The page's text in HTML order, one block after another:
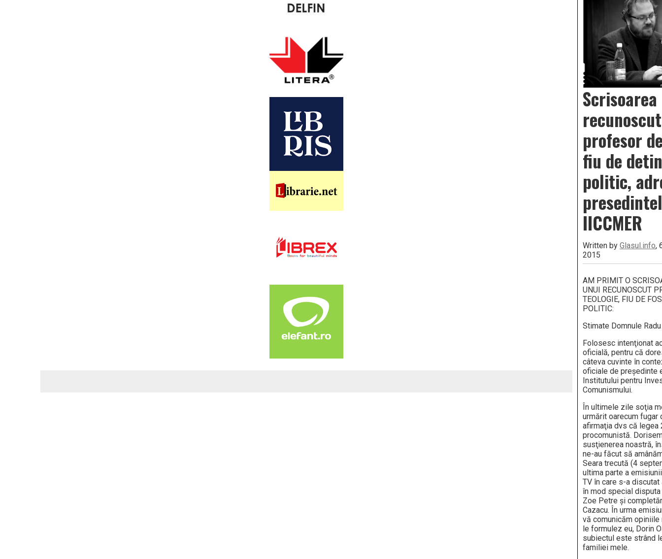
recunoscut
profesor
fiu de
politic,
IICCMER
Written by Glasul.info,
2015
AM PRIMIT O
UNUI RECUNOSCUT
TEOLOGIE, FIU DE
POLITIC:
Stimate Domnule
Folosesc intenţionat
oficială, pentru că
câteva cuvinte în
oficiale de preşedinte
Institutului pentru
Comunismului.
În ultimele zile soţia
urmărit oarecum fugar
afirmaţia dvs că
procomunistă.
susţienerea noastră,
ne-au făcut să
Seara trecută (4
ultima parte a
TV în care s-a
în mod special
Zoe Petre şi
Cazacu. În urma
vă comunicăm opiniile
le formulez eu, Dorin
subiectul este strând
familiei mele.